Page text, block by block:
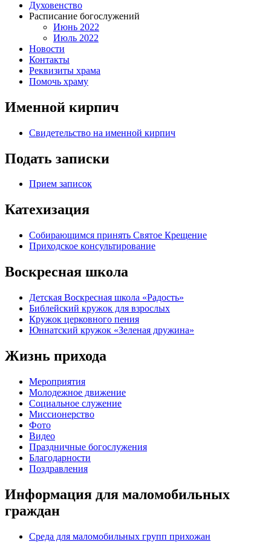
Духовенство
Расписание богослужений
Июнь 2022
Июль 2022
Новости
Контакты
Реквизиты храма
Помочь храму
Именной кирпич
Свидетельство на именной кирпич
Подать записки
Прием записок
Катехизация
Собирающимся принять Святое Крещение
Приходское консультирование
Воскресная школа
Детская Воскресная школа «Радость»
Библейский кружок для взрослых
Кружок церковного пения
Юннатский кружок «Зеленая дружина»
Жизнь прихода
Мероприятия
Молодежное движение
Социальное служение
Миссионерство
Фото
Видео
Праздничные богослужения
Благодарности
Поздравления
Информация для маломобильных
граждан
Среда для маломобильных групп прихожан